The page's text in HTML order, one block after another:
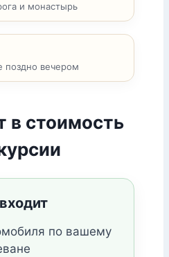
и монастырь
поздно вечером
в стоимость
по вашему